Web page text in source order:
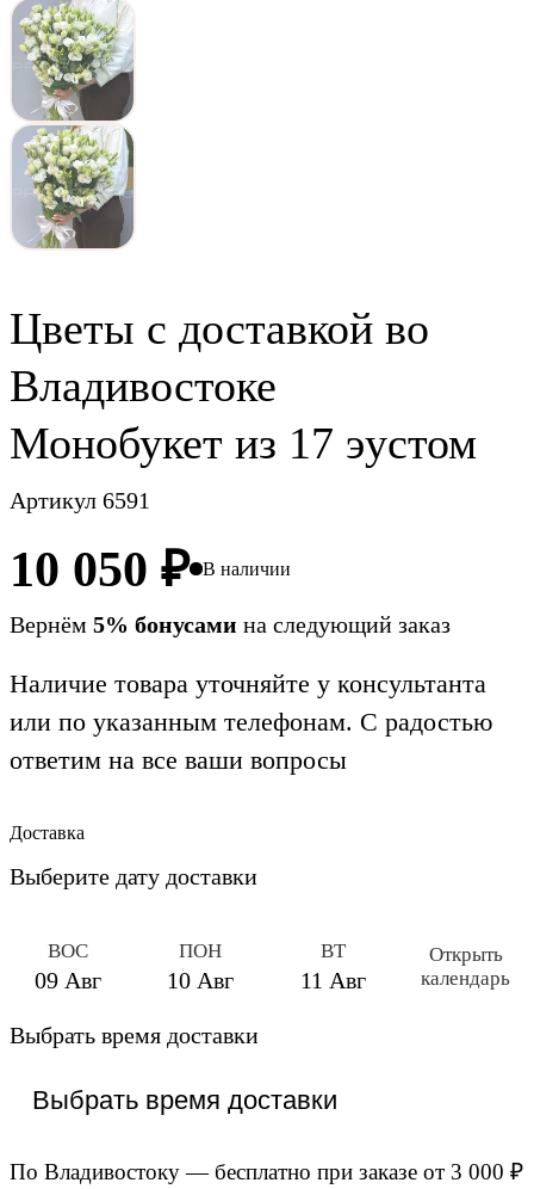
Цветы c доставкой во
Владивостоке
Монобукет из 17 эустом
Артикул 6591
10 050 ₽ В наличии
Вернём 5% бонусами на следующий заказ
Наличие товара уточняйте у консультанта
или по указанным телефонам. С радостью
ответим на все ваши вопросы
Доставка
Выберите дату доставки
ВОС
09 Авг
ПОН
10 Авг
ВТ
11 Авг
Открыть
календарь
Выбрать время доставки
По Владивостоку — бесплатно при заказе от 3 000 ₽